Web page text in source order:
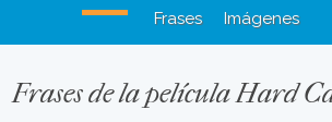
Frases
Imágenes
Frases de la película Hard